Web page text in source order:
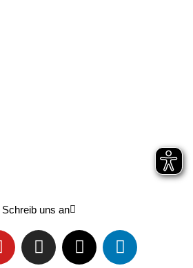
Schreib uns an